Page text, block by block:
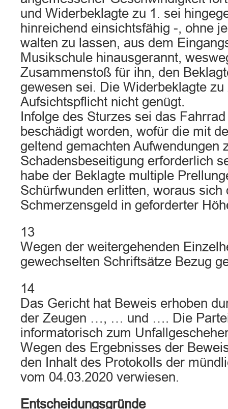
und Widerbeklagte zu 1. sei
hinreichend einsichtsfähig -, ohne
walten zu lassen, aus dem
Musikschule hinausgerannt,
Zusammenstoß für ihn, den
gewesen sei. Die Widerbeklagte zu
Aufsichtspflicht nicht genügt.
Infolge des Sturzes sei das
beschädigt worden, wofür die mit
geltend gemachten Aufwendungen
Schadensbeseitigung erforderlich
habe der Beklagte multiple
Schürfwunden erlitten, woraus sich
Schmerzensgeld in geforderter
13
Wegen der weitergehenden
gewechselten Schriftsätze Bezug
14
Das Gericht hat Beweis erhoben
der Zeugen …, … und …. Die
informatorisch zum
Wegen des Ergebnisses der
den Inhalt des Protokolls der
vom 04.03.2020 verwiesen.
Entscheidungsgründe